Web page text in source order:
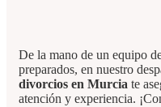
De la mano de un equipo
preparados, en nuestro
divorcios en Murcia te
atención y experiencia.